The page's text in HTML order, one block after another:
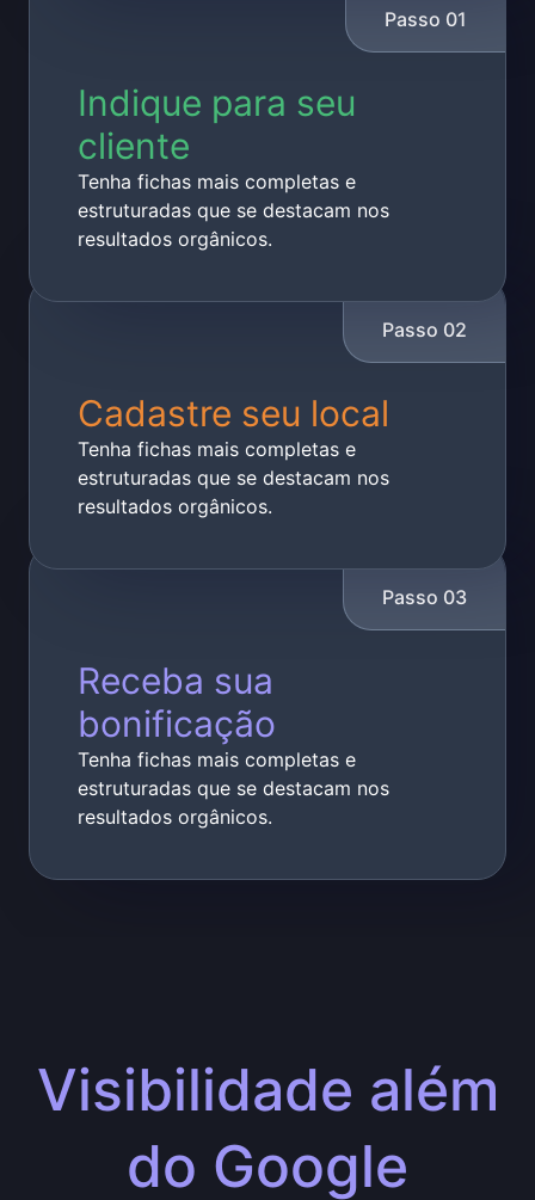
Passo 01
Indique para seu
cliente
Tenha fichas mais completas e
estruturadas que se destacam nos
resultados orgânicos.
Passo 02
Cadastre seu local
Tenha fichas mais completas e
estruturadas que se destacam nos
resultados orgânicos.
Passo 03
Receba sua
bonificação
Tenha fichas mais completas e
estruturadas que se destacam nos
resultados orgânicos.
Visibilidade além
do Google